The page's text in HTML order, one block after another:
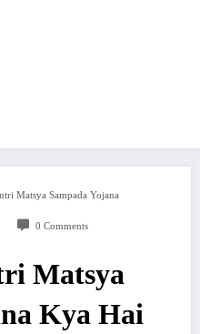
Matsya Sampada Yojana
0 Comments
Matsya
Kya Hai